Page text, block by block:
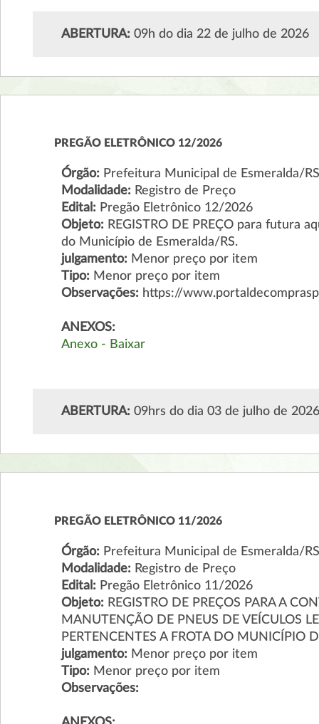
ABERTURA:09h do dia 22 de julho de 2026
PREGÃO ELETRÔNICO 12/2026
Órgão:Prefeitura Municipal de Esmeralda/RS
Modalidade:Registro de Preço
Edital:Pregão Eletrônico 12/2026
Objeto:REGISTRO DE PREÇO para futura
do Município de Esmeralda/RS.
julgamento:Menor preço por item
Tipo:Menor preço por item
Observações:https://
ANEXOS:
Anexo - Baixar
ABERTURA:09hrs do dia 03 de julho de 2026
PREGÃO ELETRÔNICO 11/2026
Órgão:Prefeitura Municipal de Esmeralda/RS
Modalidade:Registro de Preço
Edital:Pregão Eletrônico 11/2026
Objeto:REGISTRO DE PREÇOS PARA A
MANUTENÇÃO DE PNEUS DE VEÍCULOS
PERTENCENTES A FROTA DO MUNICÍPIO
julgamento:Menor preço por item
Tipo:Menor preço por item
Observações: